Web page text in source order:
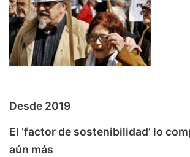
Desde 2019
El ‘factor de sostenibilidad’ lo
aún más